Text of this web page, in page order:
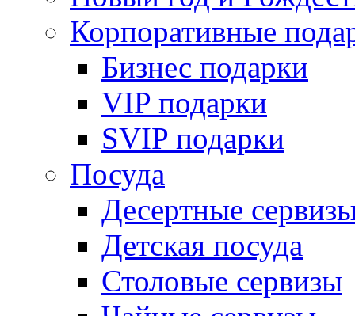
Корпоративные
Бизнес подарки
VIP подарки
SVIP подарки
Посуда
Десертные
Детская посуда
Столовые сервизы